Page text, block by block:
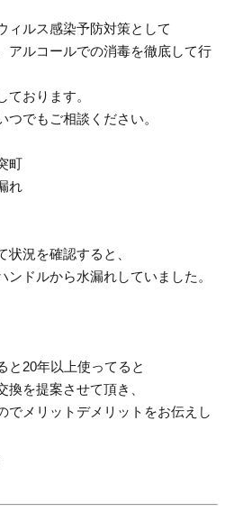
ィルス感染予防対策として
アルコールでの消毒を徹底して行
ております。
でもご相談ください。
町
れ
状況を確認すると、
ドルから水漏れしていました。
と20年以上使ってると
を提案させて頂き、
でメリットデメリットをお伝えし